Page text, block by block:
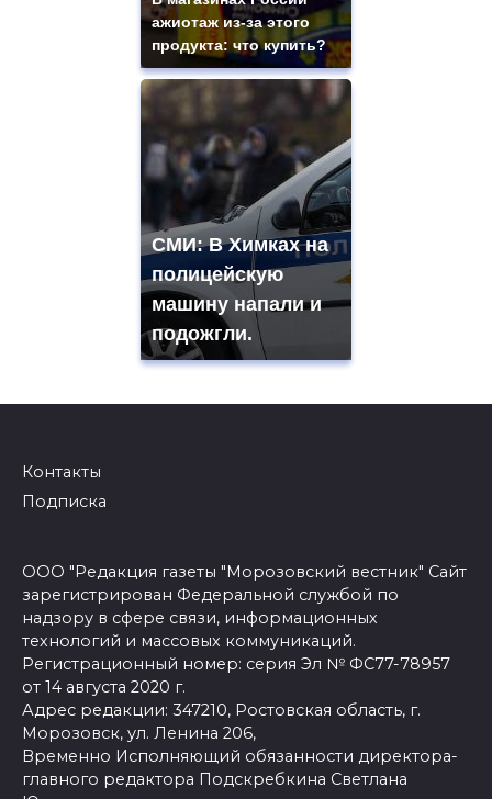
ажиотаж из-за этого
продукта: что купить?
СМИ: В Химках на
полицейскую
машину напали и
подожгли.
Контакты
Подписка
ООО "Редакция газеты "Морозовский вестник" Сайт
зарегистрирован Федеральной службой по
надзору в сфере связи, информационных
технологий и массовых коммуникаций.
Регистрационный номер: серия Эл № ФС77-78957
от 14 августа 2020 г.
Адрес редакции: 347210, Ростовская область, г.
Морозовск, ул. Ленина 206,
Временно Исполняющий обязанности директора-
главного редактора Подскребкина Светлана